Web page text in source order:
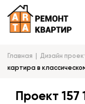
Главная Дизайн
картира в
Проект 157